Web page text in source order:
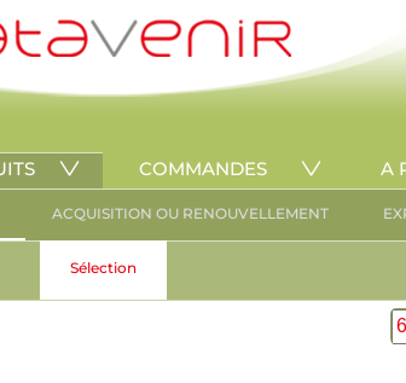
COMMANDES A
ACQUISITION OU RENOUVELLEMENT
Sélection